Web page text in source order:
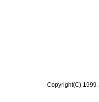
Copyright(C)